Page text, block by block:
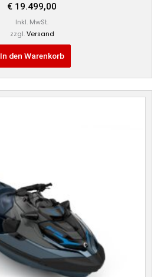
€ 19.499,00
Inkl. MwSt.
zzgl. Versand
In den Warenkorb